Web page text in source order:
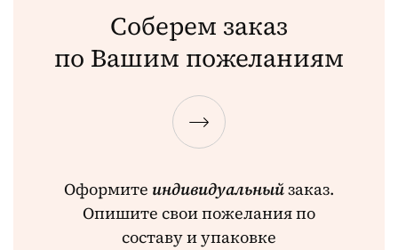
Соберем заказ
по Вашим пожеланиям
Оформите индивидуальныйзаказ.
Опишите свои пожелания по
составу и упаковке